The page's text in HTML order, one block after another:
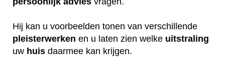
Hij kan u voorbeelden tonen van verschillende
pleisterwerken en u laten zien welke uitstraling
uw huis daarmee kan krijgen.